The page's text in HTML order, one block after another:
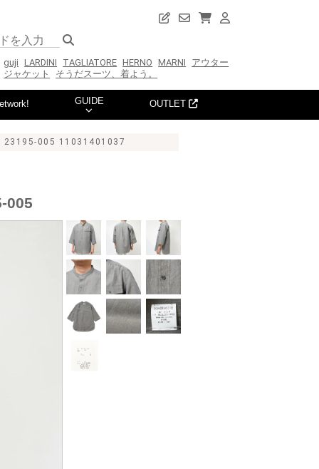
guji LARDINI TAGLIATORE HERNO MARNI
アウター
ジャケット
そうだスーツ、着よう。
GUIDE OUTLET
23195-005 11031401037